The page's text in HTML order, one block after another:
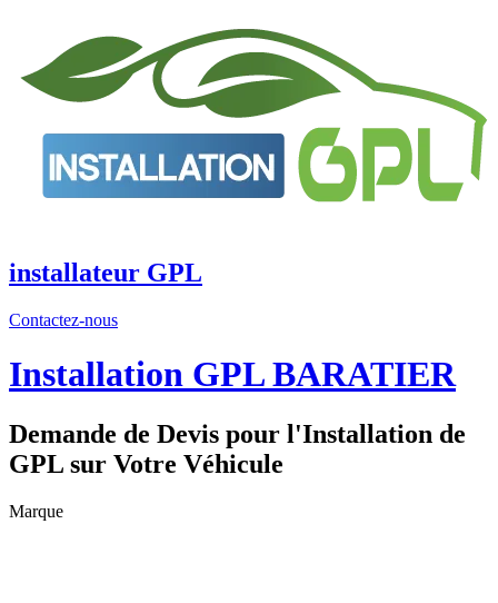
contenu
installateur GPL
Contactez-nous
Installation GPL BARATIER
Demande de Devis pour l'Installation de
GPL sur Votre Véhicule
Marque